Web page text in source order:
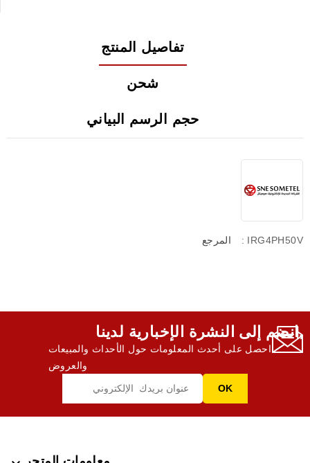
تفاصيل المنتج
شحن
حجم الرسم البياني
المرجع : IRG4PH50V
انضم إلى النشرة الإخبارية لدينا,
احصل على أحدث المعلومات حول الأحداث والمبيعات
والعروض